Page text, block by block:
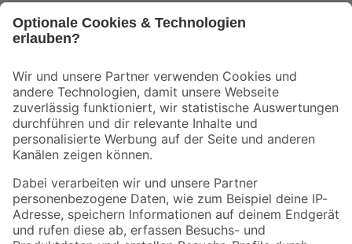
Der toom Newsletter: Keine Angebote und Aktionen mehr verpassen!
Zur Newsletter Anmeldung
Folge uns
Zahlungsarten Versandarten